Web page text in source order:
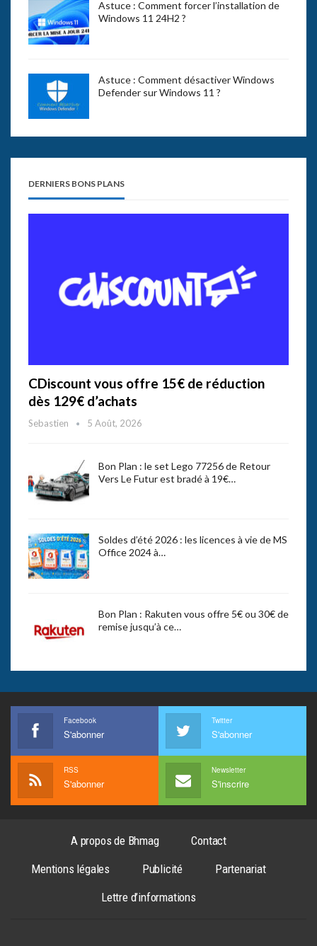
Astuce : Comment forcer l’installation de
Windows 11 24H2 ?
Astuce : Comment désactiver Windows
Defender sur Windows 11 ?
DERNIERS BONS PLANS
CDiscount vous offre 15€ de réduction
dès 129€ d’achats
Sebastien 5 Août, 2026
Bon Plan : le set Lego 77256 de Retour
Vers Le Futur est bradé à 19€…
Soldes d’été 2026 : les licences à vie de MS
Office 2024 à…
Bon Plan : Rakuten vous offre 5€ ou 30€ de
remise jusqu’à ce…
Facebook
S'abonner
Twitter
S'abonner
RSS
S'abonner
Newsletter
S'inscrire
A propos de Bhmag
Contact
Mentions légales
Publicité
Partenariat
Lettre d’informations